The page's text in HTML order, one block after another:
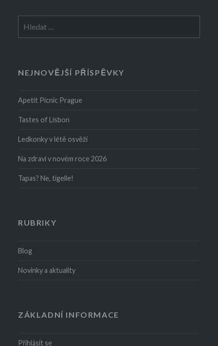
NEJNOVĚJŠÍ PŘÍSPĚVKY
Apetit Picnic Prague
Tastes of Lisbon
Ledkonky v létě osvěží
Na zdraví v novém roce 2026
Tapas? Ne, tigelle!
RUBRIKY
Blog
Novinky a aktuality
ZÁKLADNÍ INFORMACE
Přihlásit se